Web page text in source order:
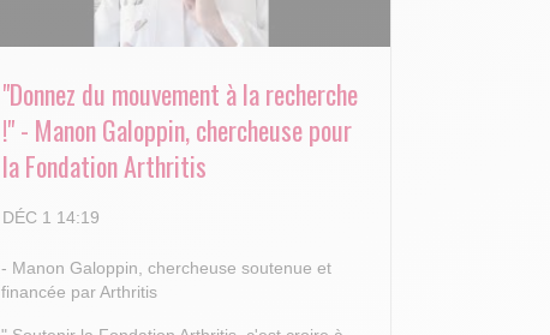
"Donnez du mouvement à la recherche
!" - Manon Galoppin, chercheuse pour
la Fondation Arthritis
DÉC 1 14:19
- Manon Galoppin, chercheuse soutenue et
financée par Arthritis